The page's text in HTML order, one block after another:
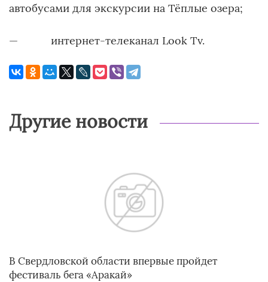
автобусами для экскурсии на Тёплые озера;
— интернет-телеканал Look Tv.
Другие новости
В Свердловской области впервые пройдет
фестиваль бега «Аракай»